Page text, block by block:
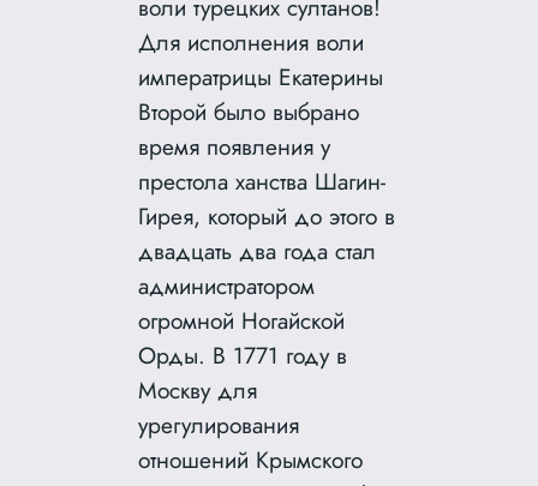
воли турецких султанов!
Для исполнения воли
императрицы Екатерины
Второй было выбрано
время появления у
престола ханства Шагин-
Гирея, который до этого в
двадцать два года стал
администратором
огромной Ногайской
Орды. В 1771 году в
Москву для
урегулирования
отношений Крымского